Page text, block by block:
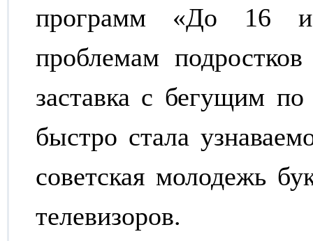
программ «До 16 и
проблемам
заставка с бегущим
быстро стала
советская молодежь
телевизоров.